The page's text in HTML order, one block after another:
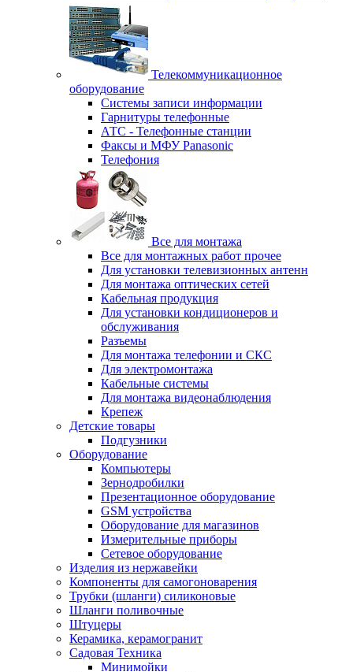
Телекоммуникационное
оборудование
Системы записи информации
Гарнитуры телефонные
АТС - Телефонные станции
Факсы и МФУ Panasonic
Телефония
Все для монтажа
Все для монтажных работ прочее
Для установки телевизионных антенн
Для монтажа оптических сетей
Кабельная продукция
Для установки кондиционеров и
обслуживания
Разъемы
Для монтажа телефонии и СКС
Для электромонтажа
Кабельные системы
Для монтажа видеонаблюдения
Крепеж
Детские товары
Подгузники
Оборудование
Компьютеры
Зернодробилки
Презентационное оборудование
GSM устройства
Оборудование для магазинов
Измерительные приборы
Сетевое оборудование
Изделия из нержавейки
Компоненты для самогоноварения
Трубки (шланги) силиконовые
Шланги поливочные
Штуцеры
Керамика, керамогранит
Садовая Техника
Минимойки